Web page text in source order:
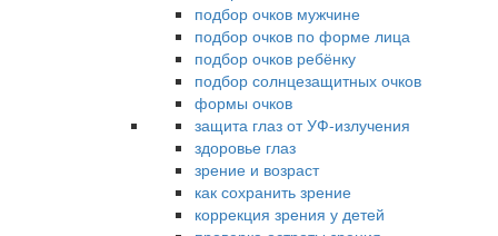
подбор очков мужчине
подбор очков по форме лица
подбор очков ребёнку
подбор солнцезащитных очков
формы очков
защита глаз от УФ-излучения
здоровье глаз
зрение и возраст
как сохранить зрение
коррекция зрения у детей